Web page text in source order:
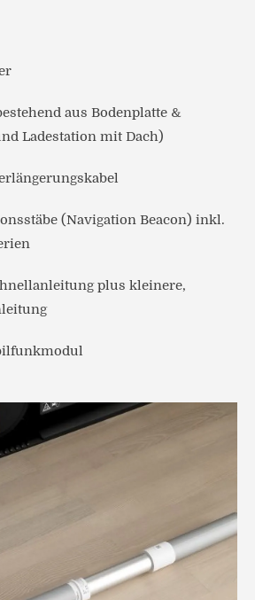
aus Bodenplatte &
Ladestation mit Dach)
(Navigation Beacon) inkl.
plus kleinere,